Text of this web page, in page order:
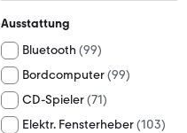
Ausstattung
Bluetooth (99)
Bordcomputer(99)
CD-Spieler(71)
Elektr. Fensterheber(103)